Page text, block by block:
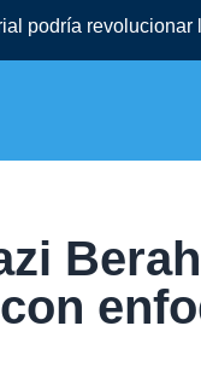
podría revolucionar